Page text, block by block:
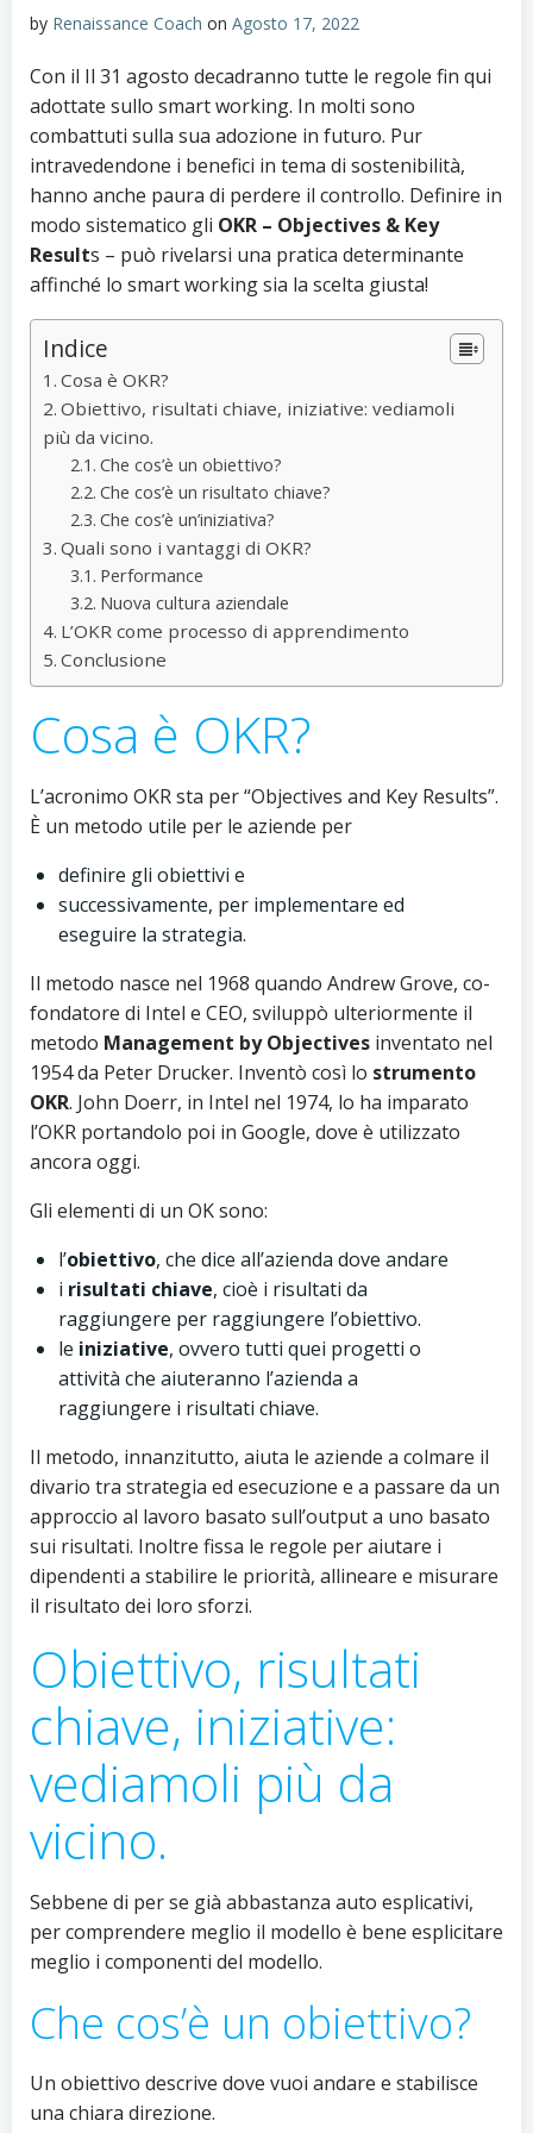
by Renaissance Coach on Agosto 17, 2022
Con il Il 31 agosto decadranno tutte le regole fin qui
adottate sullo smart working. In molti sono
combattuti sulla sua adozione in futuro. Pur
intravedendone i benefici in tema di sostenibilità,
hanno anche paura di perdere il controllo. Definire in
modo sistematico gli OKR – Objectives & Key
Results – può rivelarsi una pratica determinante
affinché lo smart working sia la scelta giusta!
Indice
Cosa è OKR?
Obiettivo, risultati chiave, iniziative: vediamoli
più da vicino.
Che cos’è un obiettivo?
Che cos’è un risultato chiave?
Che cos’è un’iniziativa?
Quali sono i vantaggi di OKR?
Performance
Nuova cultura aziendale
L’OKR come processo di apprendimento
Conclusione
Cosa è OKR?
L’acronimo OKR sta per “Objectives and Key Results”.
È un metodo utile per le aziende per
definire gli obiettivi e
successivamente, per implementare ed
eseguire la strategia.
Il metodo nasce nel 1968 quando Andrew Grove, co-
fondatore di Intel e CEO, sviluppò ulteriormente il
metodo Management by Objectives inventato nel
1954 da Peter Drucker. Inventò così lo strumento
OKR. John Doerr, in Intel nel 1974, lo ha imparato
l’OKR portandolo poi in Google, dove è utilizzato
ancora oggi.
Gli elementi di un OK sono:
l’obiettivo, che dice all’azienda dove andare
i risultati chiave, cioè i risultati da
raggiungere per raggiungere l’obiettivo.
le iniziative, ovvero tutti quei progetti o
attività che aiuteranno l’azienda a
raggiungere i risultati chiave.
Il metodo, innanzitutto, aiuta le aziende a colmare il
divario tra strategia ed esecuzione e a passare da un
approccio al lavoro basato sull’output a uno basato
sui risultati. Inoltre fissa le regole per aiutare i
dipendenti a stabilire le priorità, allineare e misurare
il risultato dei loro sforzi.
Obiettivo, risultati
chiave, iniziative:
vediamoli più da
vicino.
Sebbene di per se già abbastanza auto esplicativi,
per comprendere meglio il modello è bene esplicitare
meglio i componenti del modello.
Che cos’è un obiettivo?
Un obiettivo descrive dove vuoi andare e stabilisce
una chiara direzione.